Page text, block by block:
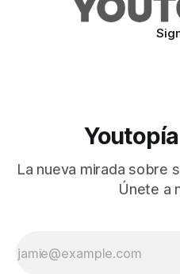
La nueva mirada sobre
Únete a